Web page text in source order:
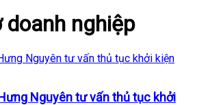
doanh nghiệp
Nguyên tư vấn thủ tục khởi